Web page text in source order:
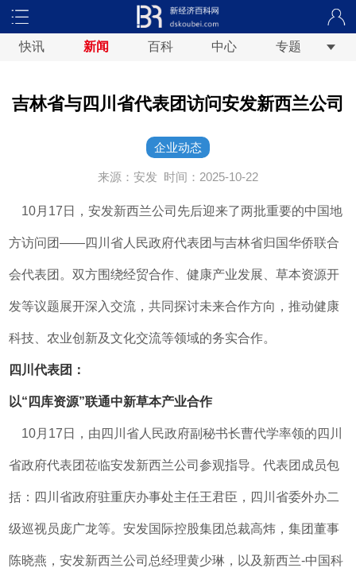
快讯 新闻 百科 中心 专题
吉林省与四川省代表团访问安发新西兰公司
企业动态
来源：安发 时间：2025-10-22
10月17日，安发新西兰公司先后迎来了两批重要的中国地
方访问团——四川省人民政府代表团与吉林省归国华侨联合
会代表团。双方围绕经贸合作、健康产业发展、草本资源开
发等议题展开深入交流，共同探讨未来合作方向，推动健康
科技、农业创新及文化交流等领域的务实合作。
四川代表团：
以“四库资源”联通中新草本产业合作
10月17日，由四川省人民政府副秘书长曹代学率领的四川
省政府代表团莅临安发新西兰公司参观指导。代表团成员包
括：四川省政府驻重庆办事处主任王君臣，四川省委外办二
级巡视员庞广龙等。安发国际控股集团总裁高炜，集团董事
陈晓燕，安发新西兰公司总经理黄少琳，以及新西兰-中国科